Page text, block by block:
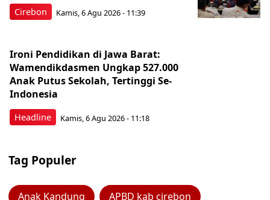
Cirebon Kamis, 6 Agu 2026 - 11:39
Headline
Ironi Pendidikan di Jawa Barat:
Wamendikdasmen Ungkap 527.000
Anak Putus Sekolah, Tertinggi Se-
Indonesia
Kamis, 6 Agu 2026 - 11:18
Tag Populer
Anak Kandung APBD kab cirebon